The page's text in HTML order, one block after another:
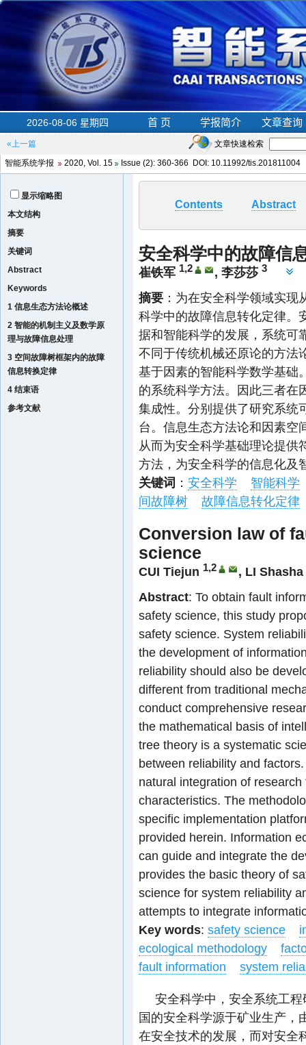
«上一篇
文章快速检索
智能系统学报
2020, Vol. 15 Issue (2): 360-366 DOI: 10.11992/tis.201811004
显示缩略图
本文结构
摘要
关键词
Abstract
Keywords
1 信息生态方法论概述
2 智能的机制主义及数学原
理与故障信息处理
3 空间故障树框架内的故障
信息转换定律
4 结束语
参考文献
Contents Abstract
安全科学中的故障信
崔铁军 1,2 , 李莎莎 3
摘要 ：为在安全科学领域实
科学中的故障信息转化定律。
据和智能科学的发展，系统可
不同于传统机械还原论的方法
基于因素的智能科学数学基础
的系统科学方法。因此三者在
集成性。分别提供了研究系统
台。信息生态方法论和因素空
从而为安全科学基础理论提供
方法，为安全科学的信息化及
关键词 ： 安全科学
智能科学
间故障树
故障信息转化定律
Conversion law of
science
CUI Tiejun 1,2 , LI Shasha
Abstract: To obtain fault
safety science, this study
safety science. System
the development of
reliability should also be
different from traditional
conduct comprehensive
the mathematical basis of
tree theory is a systematic
between reliability and
natural integration of
characteristics. The
specific implementation
provided herein. Information
can guide and integrate the
provides the basic theory of
science for system reliability
attempts to integrate
Key words: safety science
ecological methodology
fault information
system
安全科学中，安全系统工
国的安全科学源于矿业生产，
在安全技术的发展，而对安全